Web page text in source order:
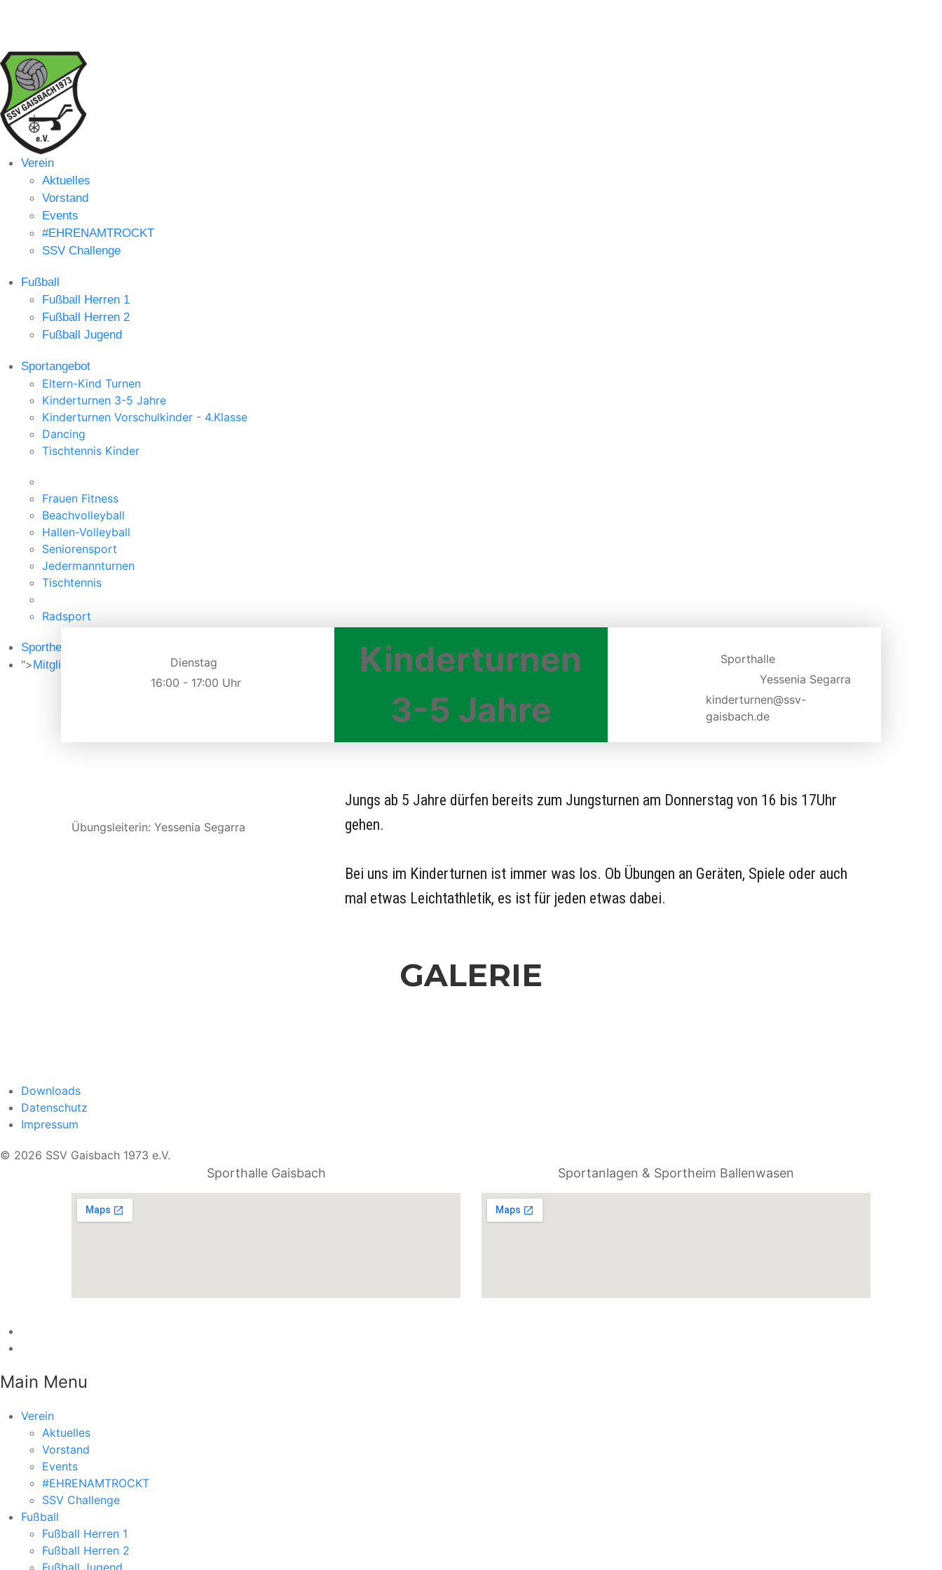
Verein
Aktuelles
Vorstand
Events
#EHRENAMTROCKT
SSV Challenge
Fußball
Fußball Herren 1
Fußball Herren 2
Fußball Jugend
Sportangebot
Eltern-Kind Turnen
Kinderturnen 3-5 Jahre
Kinderturnen Vorschulkinder - 4.Klasse
Dancing
Tischtennis Kinder
Frauen Fitness
Beachvolleyball
Hallen-Volleyball
Seniorensport
Jedermannturnen
Tischtennis
Radsport
Sportheim
">Mitglied werden
Dienstag
16:00 - 17:00 Uhr
Kinderturnen
3-5 Jahre
Sporthalle
Yessenia Segarra
kinderturnen@ssv-
gaisbach.de
Übungsleiterin: Yessenia Segarra
Jungs ab 5 Jahre dürfen bereits zum Jungsturnen am Donnerstag von 16 bis 17Uhr
gehen.
Bei uns im Kinderturnen ist immer was los. Ob Übungen an Geräten, Spiele oder auch
mal etwas Leichtathletik, es ist für jeden etwas dabei.
GALERIE
Downloads
Datenschutz
Impressum
© 2026 SSV Gaisbach 1973 e.V.
Sporthalle Gaisbach Sportanlagen & Sportheim Ballenwasen
Main Menu
Verein
Aktuelles
Vorstand
Events
#EHRENAMTROCKT
SSV Challenge
Fußball
Fußball Herren 1
Fußball Herren 2
Fußball Jugend